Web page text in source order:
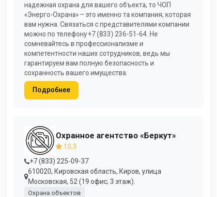
надежная охрана для вашего объекта, то ЧОП
«Энерго-Охрана» – это именно та компания, которая
вам нужна. Связаться с представителями компании
можно по телефону +7 (833) 236-51-64. Не
сомневайтесь в профессионализме и
компетентности наших сотрудников, ведь мы
гарантируем вам полную безопасность и
сохранность вашего имущества.
Подробнее
Охранное агентство «Беркут»
10,3
+7 (833) 225-09-37
610020, Кировская область, Киров, улица
Московская, 52 (19 офис; 3 этаж).
Охрана объектов